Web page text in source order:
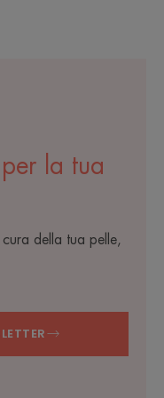
la tua
della tua pelle,